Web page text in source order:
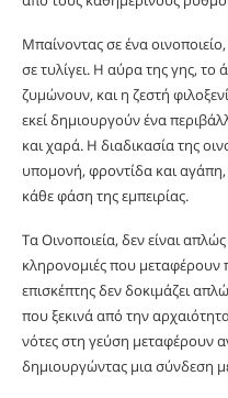
Μπαίνοντας σε ένα
σε τυλίγει. Η αύρα της γης,
ζυμώνουν, και η ζεστή
εκεί δημιουργούν ένα
και χαρά. Η διαδικασία της
υπομονή, φροντίδα και αγάπη,
κάθε φάση της εμπειρίας.
Τα Οινοποιεία, δεν είναι απλώς
κληρονομιές που μεταφέρουν
επισκέπτης δεν δοκιμάζει
που ξεκινά από την
νότες στη γεύση μεταφέρουν
δημιουργώντας μια σύνδεση